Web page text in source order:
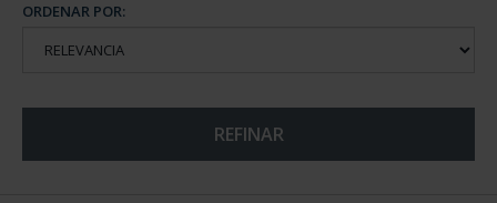
ORDENAR POR:
REFINAR